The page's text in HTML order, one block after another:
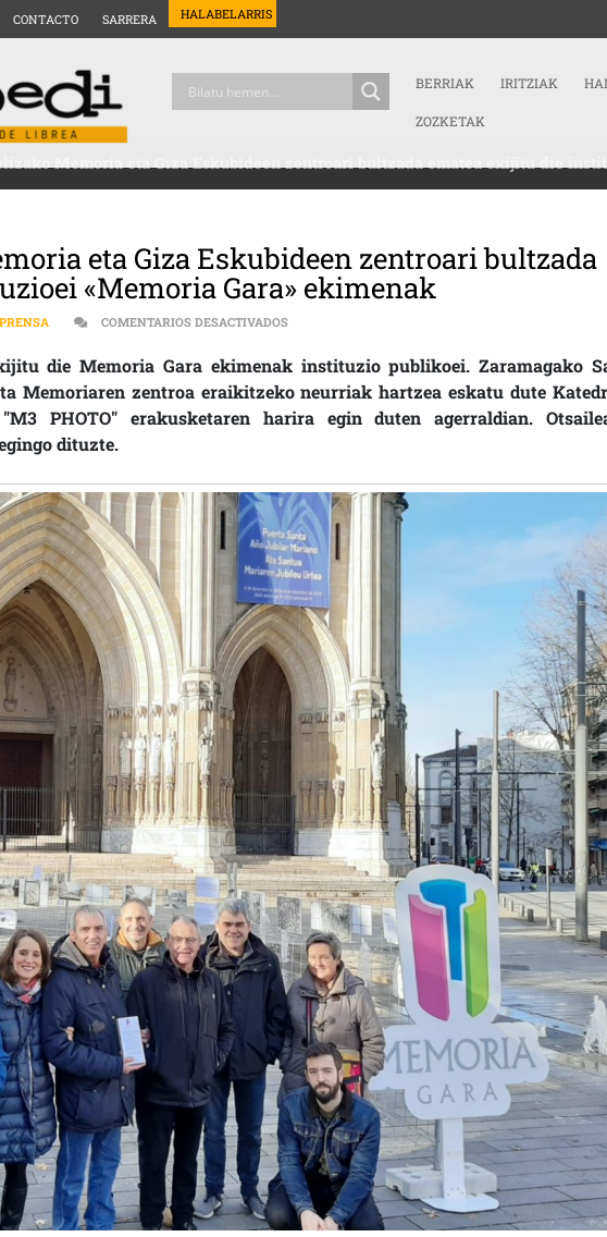
CONTACTO SARRERA HALABELARRIS
BERRIAK IRITZIAK
ZOZKETAK
Memoria eta Giza Eskubideen zentroari bultzada ematea exijitu die
eta Giza Eskubideen zentroari bultzada
«Memoria Gara» ekimenak
PRENSA COMENTARIOS DESACTIVADOSEN ZARAMAGAKO ELIZAKO MEMORIA ETA GIZA
die Memoria Gara ekimenak instituzio publikoei. Zaramagako
Memoriaren zentroa eraikitzeko neurriak hartzea eskatu dute
PHOTO" erakusketaren harira egin duten agerraldian.
dituzte.